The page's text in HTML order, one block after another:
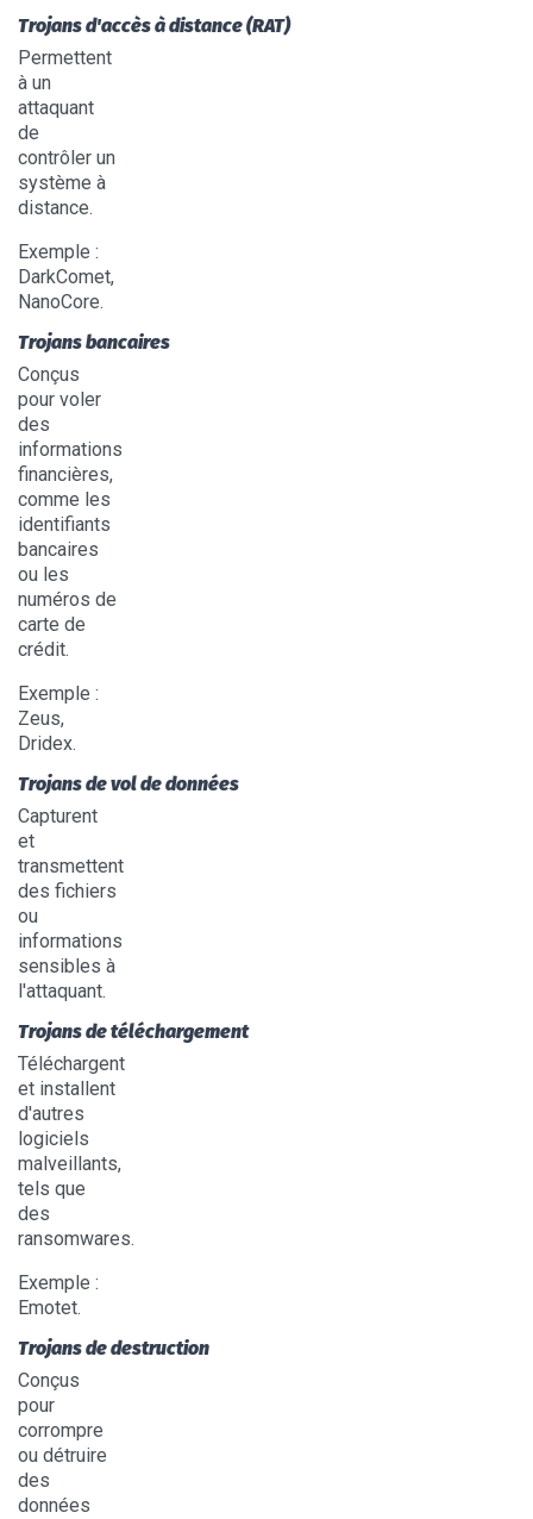
Trojans d'accès à distance (RAT)
Permettent
à un
attaquant
de
contrôler un
système à
distance.
Exemple :
DarkComet,
NanoCore.
Trojans bancaires
Conçus
pour voler
des
informations
financières,
comme les
identifiants
bancaires
ou les
numéros de
carte de
crédit.
Exemple :
Zeus,
Dridex.
Trojans de vol de données
Capturent
et
transmettent
des fichiers
ou
informations
sensibles à
l'attaquant.
Trojans de téléchargement
Téléchargent
et installent
d'autres
logiciels
malveillants,
tels que
des
ransomwares.
Exemple :
Emotet.
Trojans de destruction
Conçus
pour
corrompre
ou détruire
des
données